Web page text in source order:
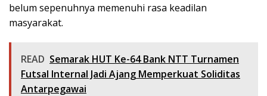
belum sepenuhnya memenuhi rasa keadilan
masyarakat.
READ Semarak HUT Ke-64 Bank NTT Turnamen
Futsal Internal Jadi Ajang Memperkuat Soliditas
Antarpegawai